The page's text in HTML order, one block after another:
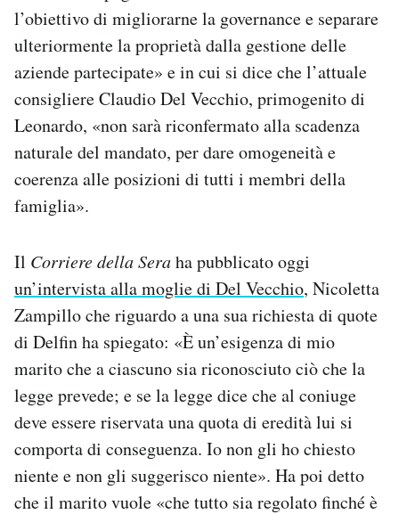
l’obiettivo di migliorarne la governance e separare
ulteriormente la proprietà dalla gestione delle
aziende partecipate» e in cui si dice che l’attuale
consigliere Claudio Del Vecchio, primogenito di
Leonardo, «non sarà riconfermato alla scadenza
naturale del mandato, per dare omogeneità e
coerenza alle posizioni di tutti i membri della
famiglia».
Il Corriere della Seraha pubblicato oggi
un’intervista alla moglie di Del Vecchio, Nicoletta
Zampillo che riguardo a una sua richiesta di quote
di Delfin ha spiegato: «È un’esigenza di mio
marito che a ciascuno sia riconosciuto ciò che la
legge prevede; e se la legge dice che al coniuge
deve essere riservata una quota di eredità lui si
comporta di conseguenza. Io non gli ho chiesto
niente e non gli suggerisco niente». Ha poi detto
che il marito vuole «che tutto sia regolato finché è